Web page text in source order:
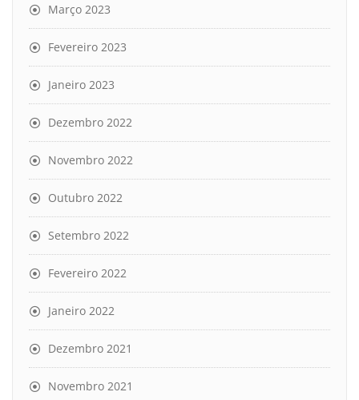
Março 2023
Fevereiro 2023
Janeiro 2023
Dezembro 2022
Novembro 2022
Outubro 2022
Setembro 2022
Fevereiro 2022
Janeiro 2022
Dezembro 2021
Novembro 2021